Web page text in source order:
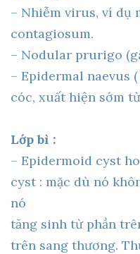
– Nhiễm virus, ví dụ
contagiosum.
– Nodular prurigo
– Epidermal naevus
cóc, xuất hiện sớm
Lớp bì :
– Epidermoid cyst
cyst : mặc dù nó
nó
tăng sinh từ phần
trên sang thương.